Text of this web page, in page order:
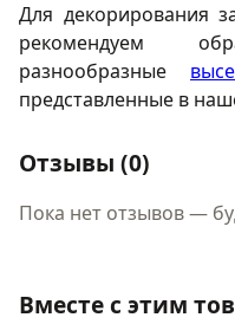
Для декорирования
рекомендуем
разнообразные
представленные в
Отзывы (0)
Пока нет отзывов —
Вместе с этим